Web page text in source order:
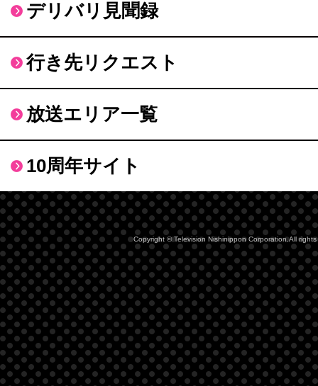
デリバリ見聞録
行き先リクエスト
放送エリア一覧
10周年サイト
Copyright © Television Nishinippon Corporation.All